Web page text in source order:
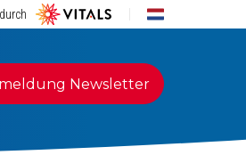
Newsletter